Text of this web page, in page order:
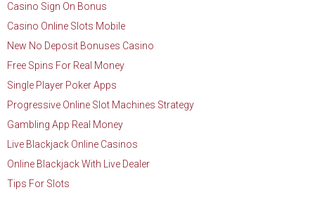
Casino Sign On Bonus
Casino Online Slots Mobile
New No Deposit Bonuses Casino
Free Spins For Real Money
Single Player Poker Apps
Progressive Online Slot Machines Strategy
Gambling App Real Money
Live Blackjack Online Casinos
Online Blackjack With Live Dealer
Tips For Slots